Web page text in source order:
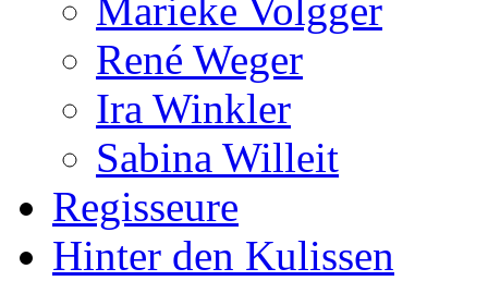
Marieke Volgger
René Weger
Ira Winkler
Sabina Willeit
Regisseure
Hinter den Kulissen